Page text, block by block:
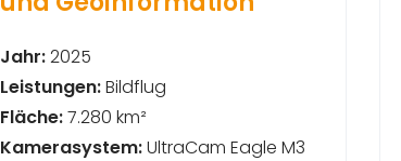
Jahr:2025
Leistungen:Bildflug
Fläche:7.280 km²
Kamerasystem:UltraCam Eagle M3